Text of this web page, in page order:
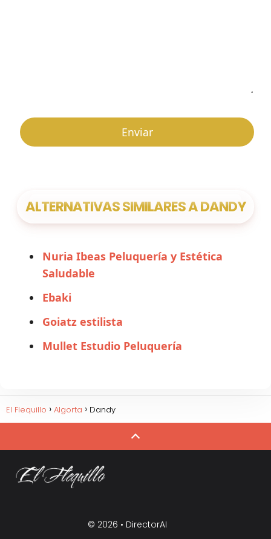
ALTERNATIVAS SIMILARES A DANDY
Nuria Ibeas Peluquería y Estética
Saludable
Ebaki
Goiatz estilista
Mullet Estudio Peluquería
El Flequillo Algorta Dandy
© 2026 • DirectorAI